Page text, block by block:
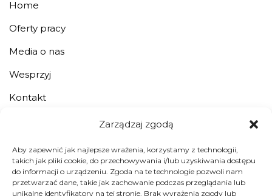
Zarządzaj zgodą
Aby zapewnić jak najlepsze wrażenia, korzystamy z technologii,
takich jak pliki cookie, do przechowywania i/lub uzyskiwania dostępu
do informacji o urządzeniu. Zgoda na te technologie pozwoli nam
przetwarzać dane, takie jak zachowanie podczas przeglądania lub
unikalne identyfikatory na tej stronie. Brak wyrażenia zgody lub
Home
Oferty pracy
Media o nas
Wesprzyj
Kontakt
JESTEŚMY ORGANIZACJĄ POŻYTKU